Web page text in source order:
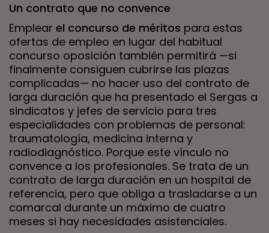
Un contrato que no convence
Emplear el concurso de méritos para estas
ofertas de empleo en lugar del habitual
concurso oposición también permitirá —si
finalmente consiguen cubrirse las plazas
complicadas— no hacer uso del contrato de
larga duración que ha presentado el Sergas a
sindicatos y jefes de servicio para tres
especialidades con problemas de personal:
traumatología, medicina interna y
radiodiagnóstico. Porque este vínculo no
convence a los profesionales. Se trata de un
contrato de larga duración en un hospital de
referencia, pero que obliga a trasladarse a un
comarcal durante un máximo de cuatro
meses si hay necesidades asistenciales.